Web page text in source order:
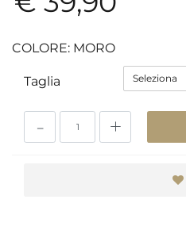
COLORE: MORO
Taglia Seleziona